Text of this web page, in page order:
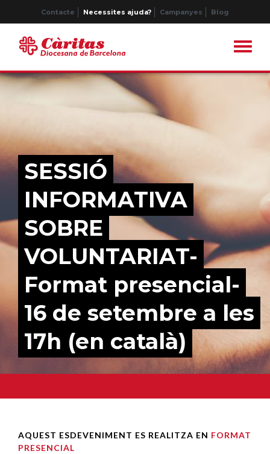
Contacte Necessites ajuda? Campanyes Blog
SESSIÓ
INFORMATIVA
SOBRE
VOLUNTARIAT-
Format presencial-
16 de setembre a les
17h (en català)
AQUEST ESDEVENIMENT ES REALITZA EN FORMAT
PRESENCIAL